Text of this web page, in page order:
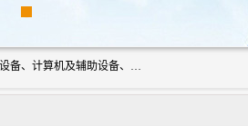
厦门欣锐仪器仪表有限公司成立于2006年，位于厦门市湖里区。公司主营五金产品、电气设备、计算机及辅助设备、通讯设备的批发与零售，同时涉及乐器、照相器材等文化用品的销售。此外，公司还提供通用设备、电气设备、仪器仪表的修理服务，以及信息系统集成、信息技术咨询、数据处理和存储等技术支持。公司致力于为客户提供全面的产品和服务，满足多样化的市场需求。